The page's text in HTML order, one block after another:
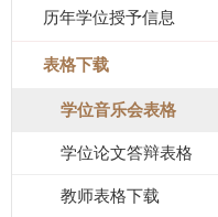
历年学位授予信息
表格下载
学位音乐会表格
学位论文答辩表格
教师表格下载